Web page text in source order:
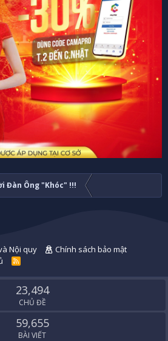
Đàn Ông "Khóc" !!!
Nội quy
Chính sách bảo mật
R
S
23,494
CHỦ ĐỀ
59,655
BÀI VIẾT